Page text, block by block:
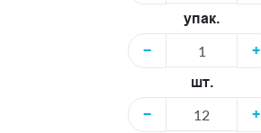
упак.
−
+
шт.
−
+